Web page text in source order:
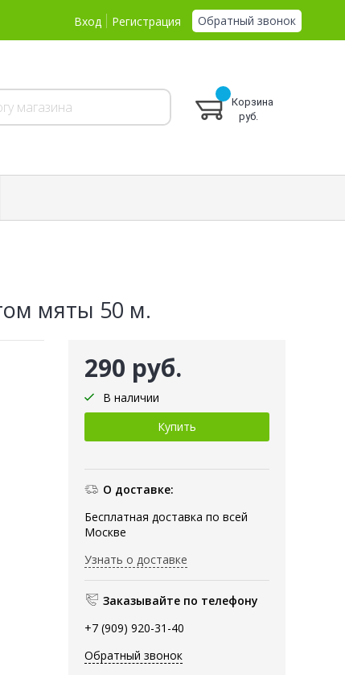
Вход Регистрация Обратный звонок
Корзина
руб.
мяты 50 м.
290 руб.
В наличии
О доставке:
Бесплатная доставка по всей
Москве
Узнать о доставке
Заказывайте по телефону
+7 (909) 920-31-40
Обратный звонок